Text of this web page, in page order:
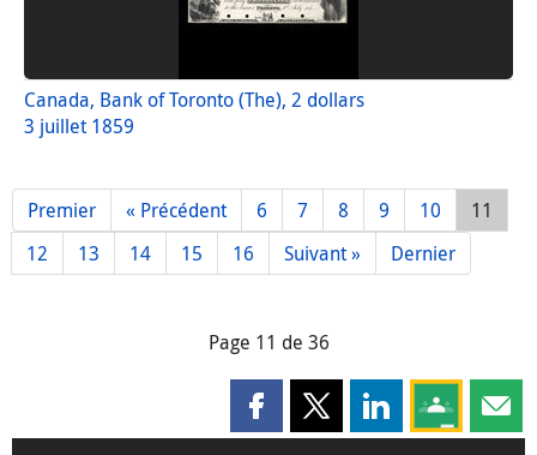
Canada, Bank of Toronto (The), 2 dollars
3 juillet 1859
Premier « Précédent 6 7 8 9 10
11
12
13 14 15 16 Suivant » Dernier
Page 11 de 36
Partager cette page sur
Partager cette page sur X
Partager cette
Partagez